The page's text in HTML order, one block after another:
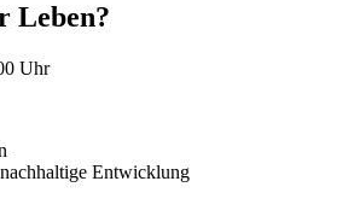
Leben?
Uhr
Entwicklung